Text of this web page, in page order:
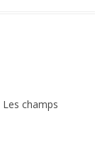
Les champs